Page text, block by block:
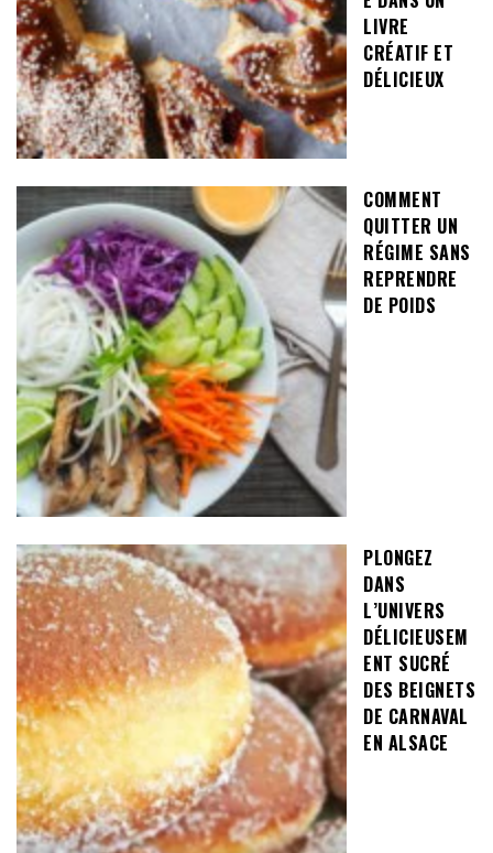
LIVRE
CRÉATIF ET
DÉLICIEUX
COMMENT
QUITTER UN
RÉGIME SANS
REPRENDRE
DE POIDS
PLONGEZ
DANS
L’UNIVERS
DÉLICIEUSEM
ENT SUCRÉ
DES BEIGNETS
DE CARNAVAL
EN ALSACE